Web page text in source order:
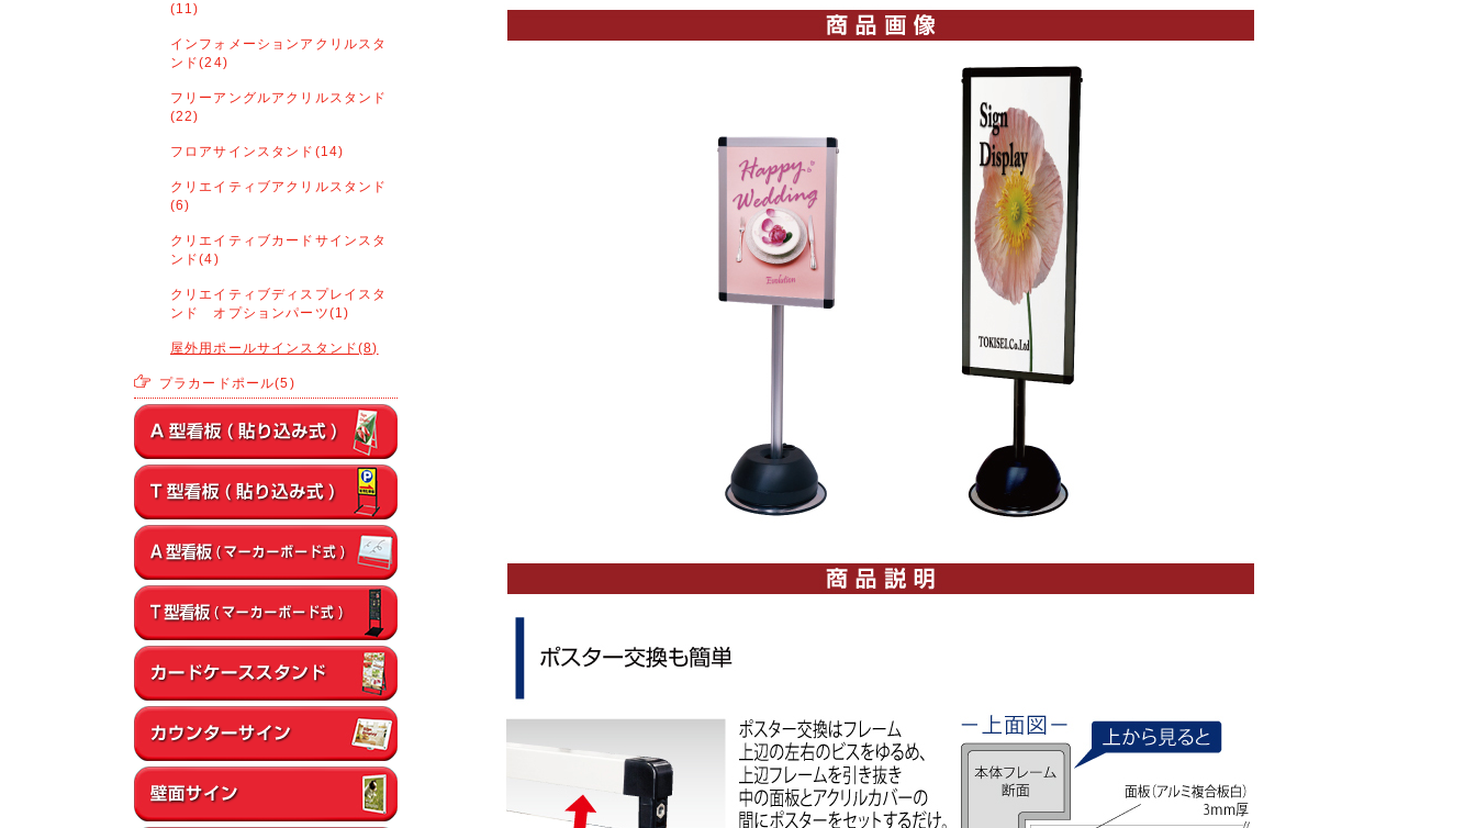
(11)
インフォメーションアクリルスタ
ンド(24)
フリーアングルアクリルスタンド
(22)
フロアサインスタンド(14)
クリエイティブアクリルスタンド
(6)
クリエイティブカードサインスタ
ンド(4)
クリエイティブディスプレイスタ
ンド オプションパーツ(1)
屋外用ポールサインスタンド(8)
プラカードポール(5)